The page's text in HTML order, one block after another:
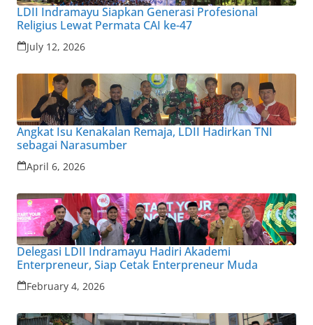
LDII Indramayu Siapkan Generasi Profesional
Religius Lewat Permata CAI ke-47
July 12, 2026
Angkat Isu Kenakalan Remaja, LDII Hadirkan TNI
sebagai Narasumber
April 6, 2026
Delegasi LDII Indramayu Hadiri Akademi
Enterpreneur, Siap Cetak Enterpreneur Muda
February 4, 2026